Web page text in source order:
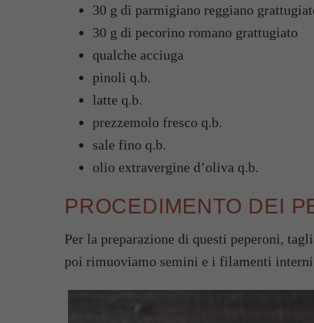
30 g di parmigiano reggiano
30 g di pecorino romano grattugiato
qualche acciuga
pinoli q.b.
latte q.b.
prezzemolo fresco q.b.
sale fino q.b.
olio extravergine d’oliva q.b.
PROCEDIMENTO DEI
Per la preparazione di questi peperoni,
poi rimuoviamo semini e i filamenti interni